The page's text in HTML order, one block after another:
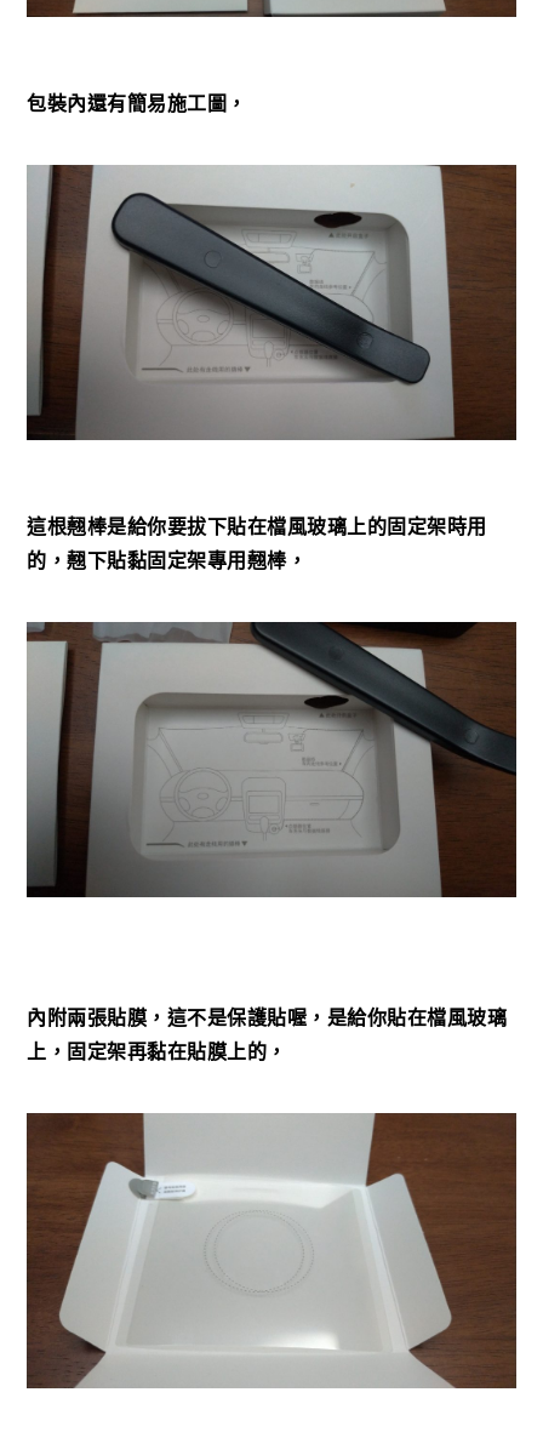
包裝內還有簡易施工圖，
這根翹棒是給你要拔下貼在檔風玻璃上的固定架時用
的，翹下貼黏固定架專用翹棒，
內附兩張貼膜，這不是保護貼喔，是給你貼在檔風玻璃
上，固定架再黏在貼膜上的，